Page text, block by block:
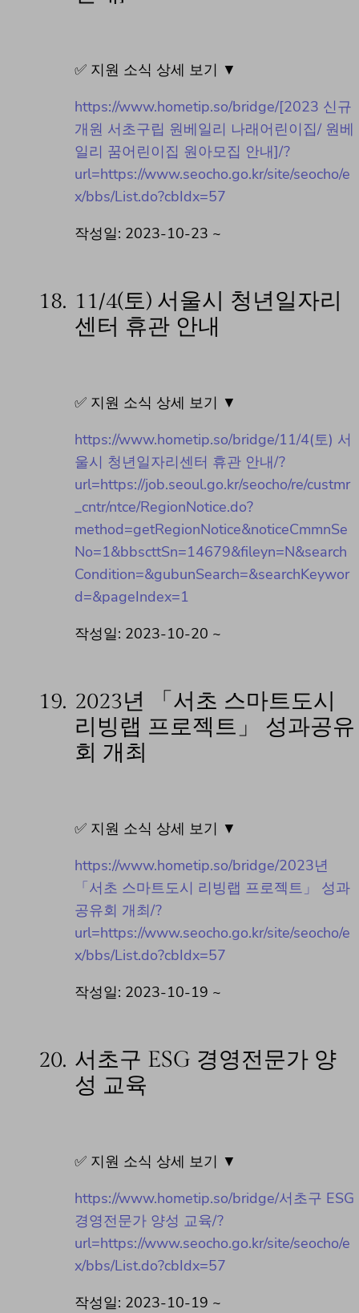
✅ 지원 소식 상세 보기 ▼
https://www.hometip.so/bridge/[2023 신규
개원 서초구립 원베일리 나래어린이집/ 원베
일리 꿈어린이집 원아모집 안내]/?
url=https://www.seocho.go.kr/site/seocho/e
x/bbs/List.do?cbIdx=57
작성일: 2023-10-23 ~
18. 11/4(토) 서울시 청년일자리
센터 휴관 안내
✅ 지원 소식 상세 보기 ▼
https://www.hometip.so/bridge/11/4(토) 서
울시 청년일자리센터 휴관 안내/?
url=https://job.seoul.go.kr/seocho/re/custmr
_cntr/ntce/RegionNotice.do?
method=getRegionNotice&noticeCmmnSe
No=1&bbscttSn=14679&fileyn=N&search
Condition=&gubunSearch=&searchKeywor
d=&pageIndex=1
작성일: 2023-10-20 ~
19. 2023년 「서초 스마트도시
리빙랩 프로젝트」 성과공유
회 개최
✅ 지원 소식 상세 보기 ▼
https://www.hometip.so/bridge/2023년
「서초 스마트도시 리빙랩 프로젝트」 성과
공유회 개최/?
url=https://www.seocho.go.kr/site/seocho/e
x/bbs/List.do?cbIdx=57
작성일: 2023-10-19 ~
20. 서초구 ESG 경영전문가 양
성 교육
✅ 지원 소식 상세 보기 ▼
https://www.hometip.so/bridge/서초구 ESG
경영전문가 양성 교육/?
url=https://www.seocho.go.kr/site/seocho/e
x/bbs/List.do?cbIdx=57
작성일: 2023-10-19 ~